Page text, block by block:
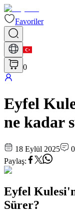
Favoriler
0
Eyfel
ne kadar
18 Eylül 2025 0
Paylaş:
Eyfel
Sürer?